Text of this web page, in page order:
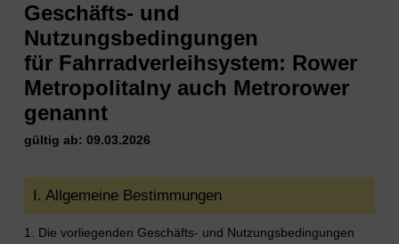
Geschäfts- und
Nutzungsbedingungen
für Fahrradverleihsystem: Rower
Metropolitalny auch Metrorower
genannt
gültig ab: 09.03.2026
I. Allgemeine Bestimmungen
1. Die vorliegenden Geschäfts- und Nutzungsbedingungen